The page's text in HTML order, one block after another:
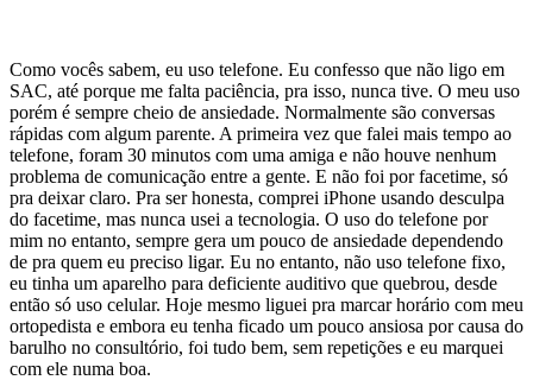
Como vocês sabem, eu uso telefone. Eu confesso que não ligo em
SAC, até porque me falta paciência, pra isso, nunca tive. O meu uso
porém é sempre cheio de ansiedade. Normalmente são conversas
rápidas com algum parente. A primeira vez que falei mais tempo ao
telefone, foram 30 minutos com uma amiga e não houve nenhum
problema de comunicação entre a gente. E não foi por facetime, só
pra deixar claro. Pra ser honesta, comprei iPhone usando desculpa
do facetime, mas nunca usei a tecnologia. O uso do telefone por
mim no entanto, sempre gera um pouco de ansiedade dependendo
de pra quem eu preciso ligar. Eu no entanto, não uso telefone fixo,
eu tinha um aparelho para deficiente auditivo que quebrou, desde
então só uso celular. Hoje mesmo liguei pra marcar horário com meu
ortopedista e embora eu tenha ficado um pouco ansiosa por causa do
barulho no consultório, foi tudo bem, sem repetições e eu marquei
com ele numa boa.